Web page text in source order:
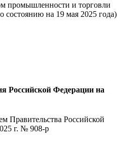
промышленности и торговли
состоянию на 19 мая 2025 года)
Российской Федерации на
Правительства Российской
г. № 908-р